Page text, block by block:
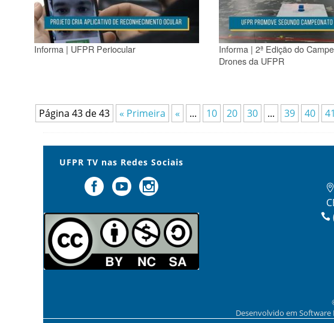
Informa | UFPR Periocular
Informa | 2ª Edição do
Drones da UFPR
Página 43 de 43 « Primeira « ... 10 20 30 ... 39 40 41
UFPR TV nas Redes Sociais
Desenvolvido em